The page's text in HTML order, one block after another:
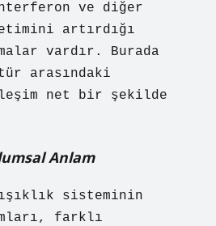
ve diğer
artırdığı
vardır. Burada
arasındaki
net bir şekilde
Anlam
sisteminin
farklı